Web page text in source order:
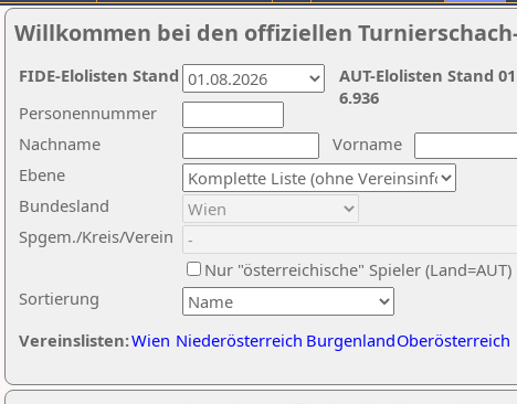
Willkommen bei den offiziellen
Nachname
Vorname
Ebene
Sortierung
Personennummer
Bundesland
Spgem./Kreis/Verein
Nur "österreichische" Spieler (Land=AUT)
Vereinslisten:Wien Niederösterreich BurgenlandOberösterreich
AUT-Elolisten Stand
6.936
FIDE-Elolisten Stand